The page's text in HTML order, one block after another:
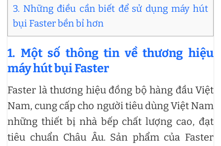
3. Những điều cần biết để sử dụng máy hút
bụi Faster bền bỉ hơn
1. Một số thông tin về thương hiệu
máy hút bụi Faster
Faster là thương hiệu đồng bộ hàng đầu Việt
Nam, cung cấp cho người tiêu dùng Việt Nam
những thiết bị nhà bếp chất lượng cao, đạt
tiêu chuẩn Châu Âu. Sản phẩm của Faster